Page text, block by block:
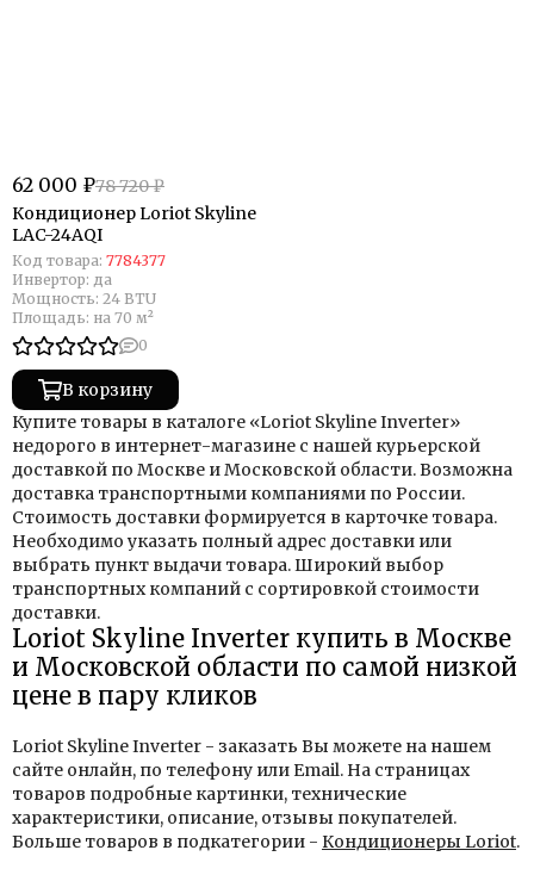
62 000 ₽78 720 ₽
Кондиционер Loriot Skyline
LAC-24AQI
Код товара: 7784377
Инвертор: да
Мощность: 24 BTU
Площадь: на 70 м²
0
В корзину
Купите товары в каталоге «Loriot Skyline Inverter»
недорого в интернет-магазине с нашей курьерской
доставкой по Москве и Московской области. Возможна
доставка транспортными компаниями по России.
Стоимость доставки формируется в карточке товара.
Необходимо указать полный адрес доставки или
выбрать пункт выдачи товара. Широкий выбор
транспортных компаний с сортировкой стоимости
доставки.
Loriot Skyline Inverter купить в Москве
и Московской области по самой низкой
цене в пару кликов
Loriot Skyline Inverter - заказать Вы можете на нашем
сайте онлайн, по телефону или Email. На страницах
товаров подробные картинки, технические
характеристики, описание, отзывы покупателей.
Больше товаров в подкатегории - Кондиционеры Loriot.